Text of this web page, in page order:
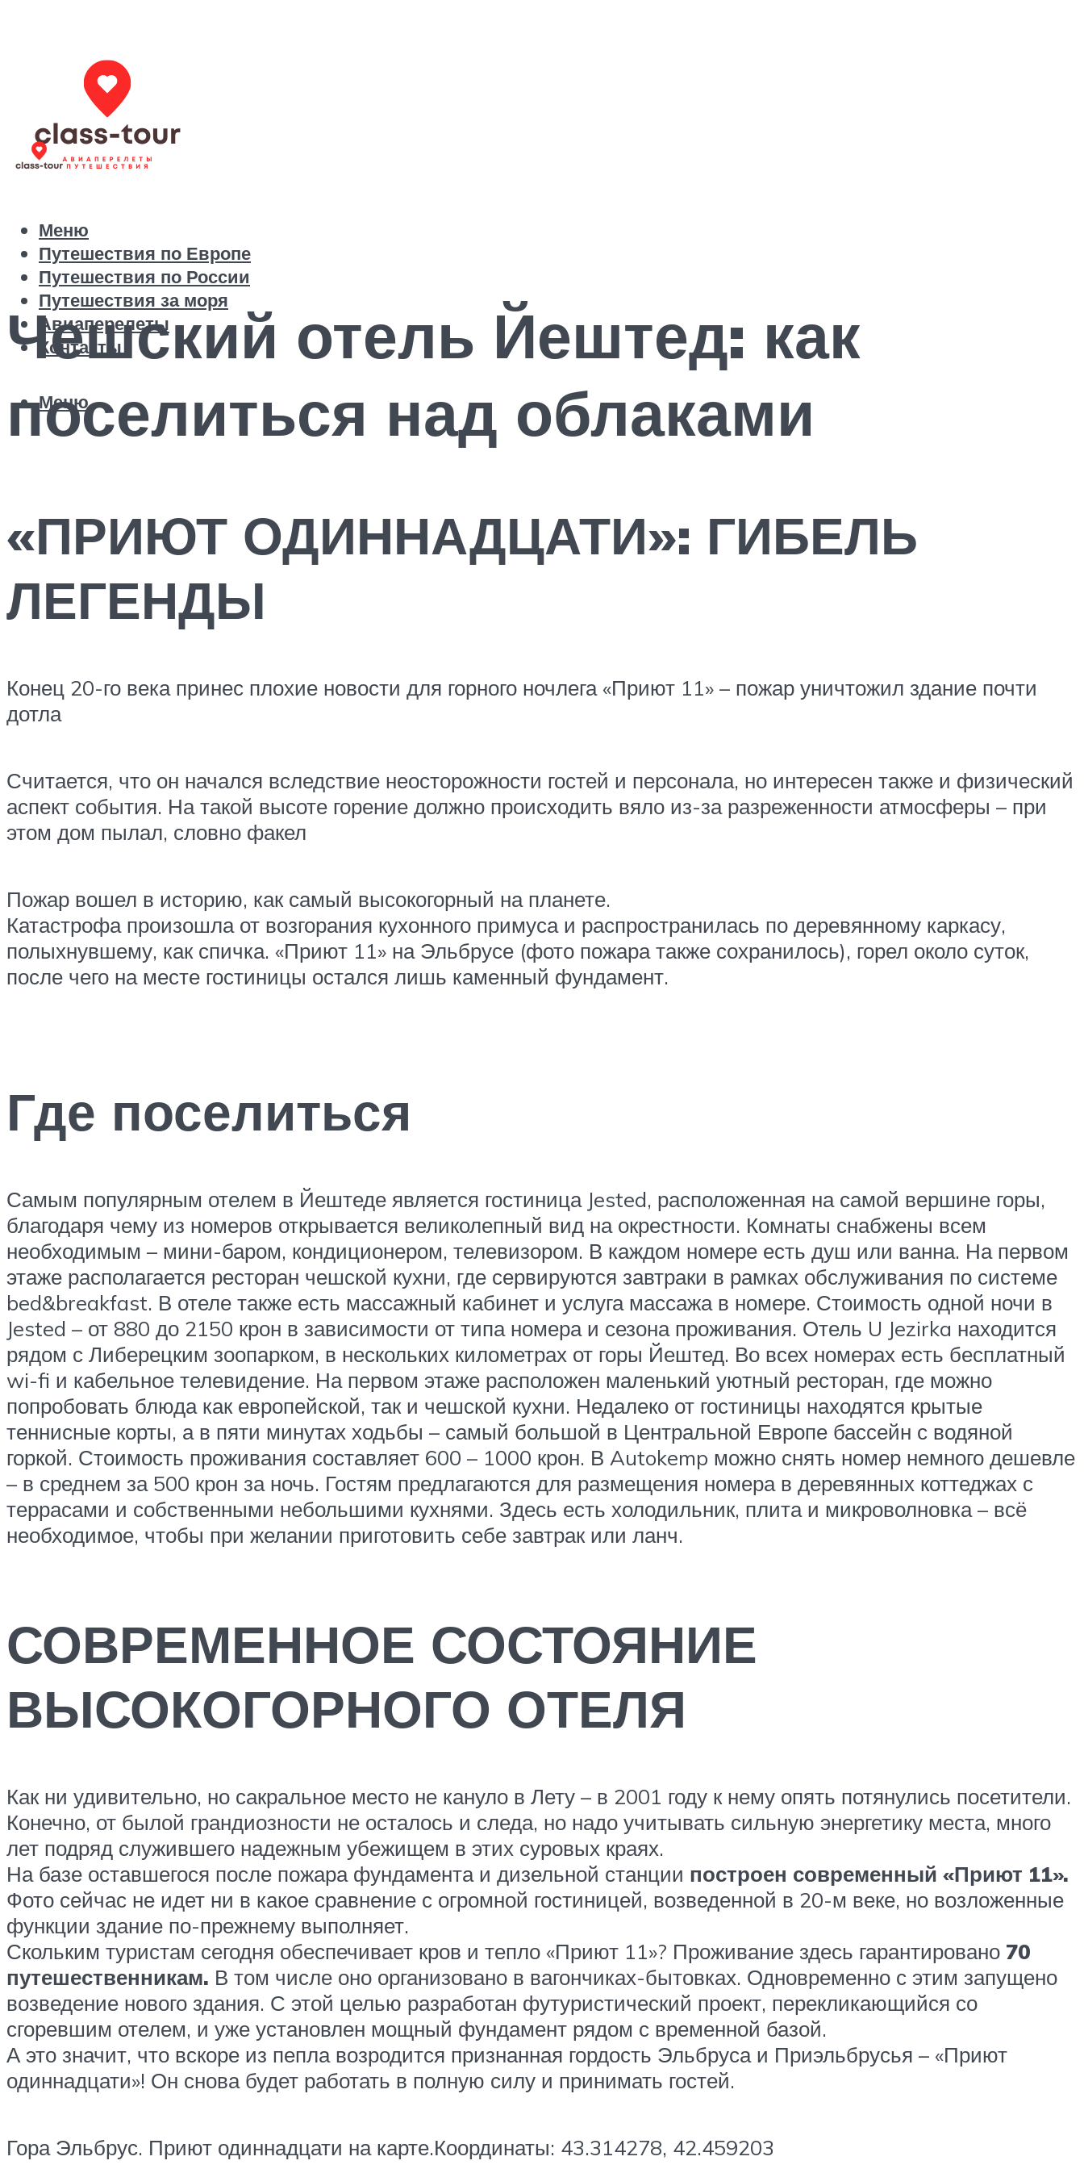
Путешествия по Европе
Путешествия по России
Путешествия за моря
Авиаперелеты
Контакты
Меню
Меню
Чешский отель Йештед: как
поселиться над облаками
«ПРИЮТ ОДИННАДЦАТИ»: ГИБЕЛЬ
ЛЕГЕНДЫ
Конец 20-го века принес плохие новости для горного ночлега «Приют 11» – пожар уничтожил здание почти
дотла
Считается, что он начался вследствие неосторожности гостей и персонала, но интересен также и физический
аспект события. На такой высоте горение должно происходить вяло из-за разреженности атмосферы – при
этом дом пылал, словно факел
Пожар вошел в историю, как самый высокогорный на планете.
Катастрофа произошла от возгорания кухонного примуса и распространилась по деревянному каркасу,
полыхнувшему, как спичка. «Приют 11» на Эльбрусе (фото пожара также сохранилось), горел около суток,
после чего на месте гостиницы остался лишь каменный фундамент.
Где поселиться
Самым популярным отелем в Йештеде является гостиница Jested, расположенная на самой вершине горы,
благодаря чему из номеров открывается великолепный вид на окрестности. Комнаты снабжены всем
необходимым – мини-баром, кондиционером, телевизором. В каждом номере есть душ или ванна. На первом
этаже располагается ресторан чешской кухни, где сервируются завтраки в рамках обслуживания по системе
bed&breakfast. В отеле также есть массажный кабинет и услуга массажа в номере. Стоимость одной ночи в
Jested – от 880 до 2150 крон в зависимости от типа номера и сезона проживания. Отель U Jezirka находится
рядом с Либерецким зоопарком, в нескольких километрах от горы Йештед. Во всех номерах есть бесплатный
wi-fi и кабельное телевидение. На первом этаже расположен маленький уютный ресторан, где можно
попробовать блюда как европейской, так и чешской кухни. Недалеко от гостиницы находятся крытые
теннисные корты, а в пяти минутах ходьбы – самый большой в Центральной Европе бассейн с водяной
горкой. Стоимость проживания составляет 600 – 1000 крон. В Autokemp можно снять номер немного дешевле
– в среднем за 500 крон за ночь. Гостям предлагаются для размещения номера в деревянных коттеджах с
террасами и собственными небольшими кухнями. Здесь есть холодильник, плита и микроволновка – всё
необходимое, чтобы при желании приготовить себе завтрак или ланч.
СОВРЕМЕННОЕ СОСТОЯНИЕ
ВЫСОКОГОРНОГО ОТЕЛЯ
Как ни удивительно, но сакральное место не кануло в Лету – в 2001 году к нему опять потянулись посетители.
Конечно, от былой грандиозности не осталось и следа, но надо учитывать сильную энергетику места, много
лет подряд служившего надежным убежищем в этих суровых краях.
На базе оставшегося после пожара фундамента и дизельной станции построен современный «Приют 11».
Фото сейчас не идет ни в какое сравнение с огромной гостиницей, возведенной в 20-м веке, но возложенные
функции здание по-прежнему выполняет.
Скольким туристам сегодня обеспечивает кров и тепло «Приют 11»? Проживание здесь гарантировано 70
путешественникам. В том числе оно организовано в вагончиках-бытовках. Одновременно с этим запущено
возведение нового здания. С этой целью разработан футуристический проект, перекликающийся со
сгоревшим отелем, и уже установлен мощный фундамент рядом с временной базой.
А это значит, что вскоре из пепла возродится признанная гордость Эльбруса и Приэльбрусья – «Приют
одиннадцати»! Он снова будет работать в полную силу и принимать гостей.
Гора Эльбрус. Приют одиннадцати на карте.Координаты: 43.314278, 42.459203